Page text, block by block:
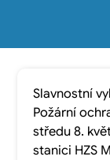
Slavnostní
Požární
středu 8.
stanici HZS